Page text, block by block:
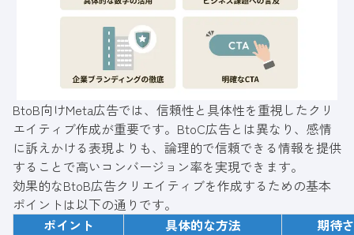
BtoB向けMeta広告では、信頼性と具体性を重視したクリ
エイティブ作成が重要です。BtoC広告とは異なり、感情
に訴えかける表現よりも、論理的で信頼できる情報を提供
することで高いコンバージョン率を実現できます。
効果的なBtoB広告クリエイティブを作成するための基本
ポイントは以下の通りです。
ポイント
具体的な方法
期待